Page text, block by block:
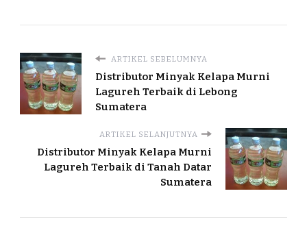
ARTIKEL SEBELUMNYA
Distributor Minyak Kelapa Murni
Lagureh Terbaik di Lebong
Sumatera
ARTIKEL SELANJUTNYA
Distributor Minyak Kelapa Murni
Lagureh Terbaik di Tanah Datar
Sumatera